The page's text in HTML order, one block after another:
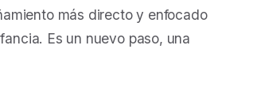
más directo y enfocado
Es un nuevo paso, una